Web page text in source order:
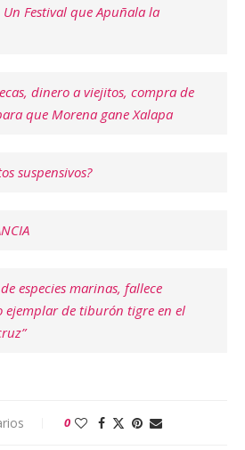
Festival que Apuñala la
dinero a viejitos, compra de
que Morena gane Xalapa
suspensivos?
especies marinas, fallece
ejemplar de tiburón tigre en el
0